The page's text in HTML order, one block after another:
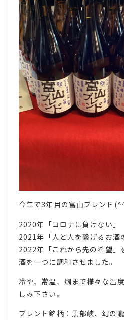
今年で3年目の富山ブレンド
2020年「コロナに負けない」
2021年「人と人を繋げるお酒
2022年「これから先の希望」
酒を一つに調和させました。
冷や、常温、燗まで様々な温
しみ下さい。
ブレンド銘柄：黒部峡、幻の